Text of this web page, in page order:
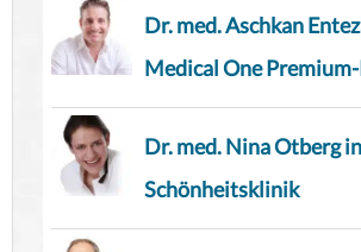
Dr. med. Aschkan
Medical One
Dr. med. Nina Otberg
Schönheitsklinik